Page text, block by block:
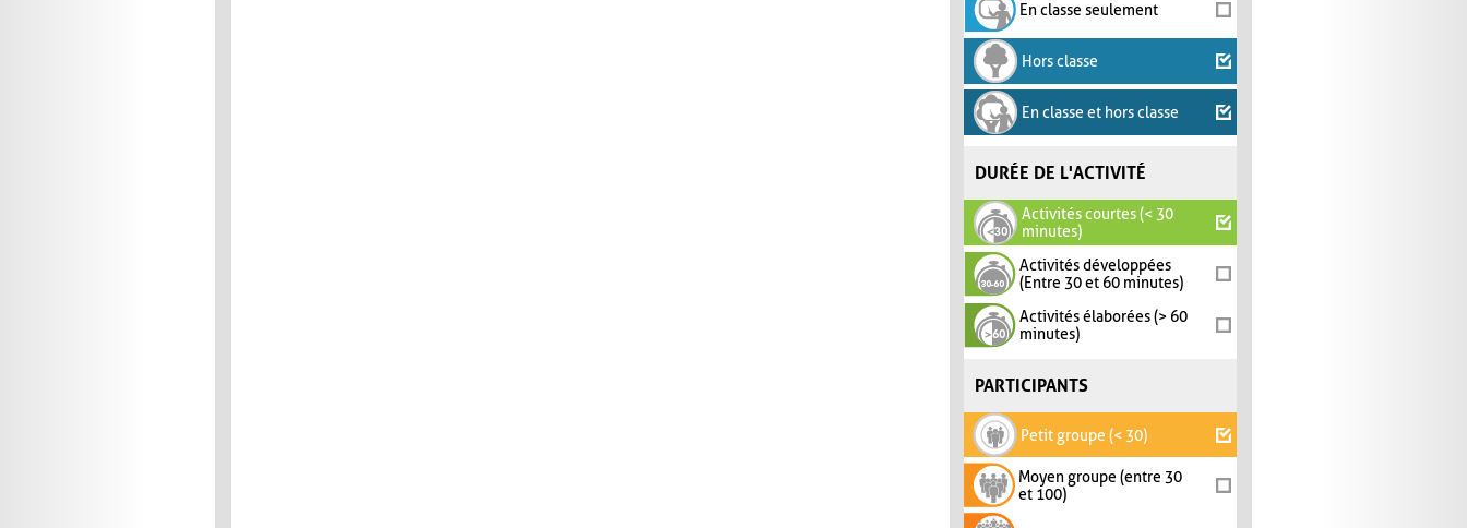
En classe seulement
Hors classe
En classe et hors classe
DURÉE DE L'ACTIVITÉ
Activités courtes (< 30
minutes)
Activités développées
(Entre 30 et 60 minutes)
Activités élaborées (> 60
minutes)
PARTICIPANTS
Petit groupe (< 30)
Moyen groupe (entre 30
et 100)